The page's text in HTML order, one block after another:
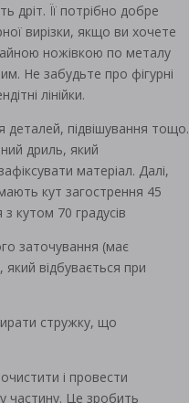
дріт. Її потрібно добре
вирізки, якщо ви хочете
ножівкою по металу
Не забудьте про фігурні
лінійки.
деталей, підвішування тощо.
дриль, який
матеріал. Далі,
кут загострення 45
кутом 70 градусів
заточування (має
який відбувається при
стружку, що
і провести
частину. Це зробить